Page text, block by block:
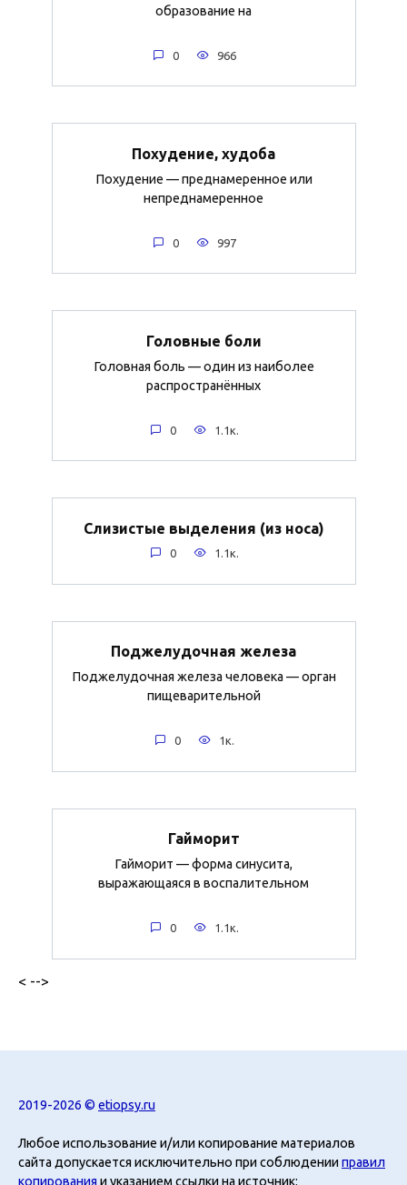
образование на
0 966
Похудение, худоба
Похудение — преднамеренное или
непреднамеренное
0 997
Головные боли
Головная боль — один из наиболее
распространённых
0 1.1к.
Слизистые выделения (из носа)
0 1.1к.
Поджелудочная железа
Поджелудочная железа человека — орган
пищеварительной
0 1к.
Гайморит
Гайморит — форма синусита,
выражающаяся в воспалительном
0 1.1к.
< -->
2019-2026 © etiopsy.ru
Любое использование и/или копирование материалов
сайта допускается исключительно при соблюденииправил
копирования и указанием ссылки на источник: